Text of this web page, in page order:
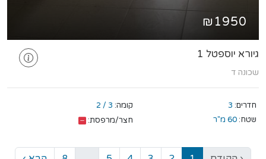
₪1950
גיורא יוספטל 1
שכונה ד
חדרים: 3 קומה: 3 / 2
שטח: 60 מ"ר חצר/מרפסת: